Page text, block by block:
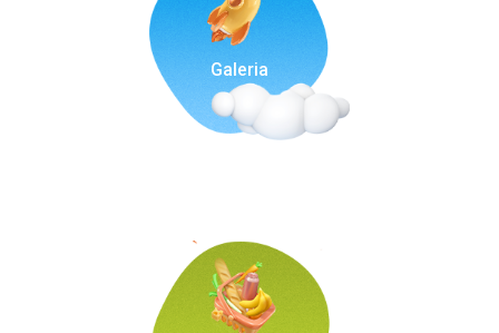
Galeria